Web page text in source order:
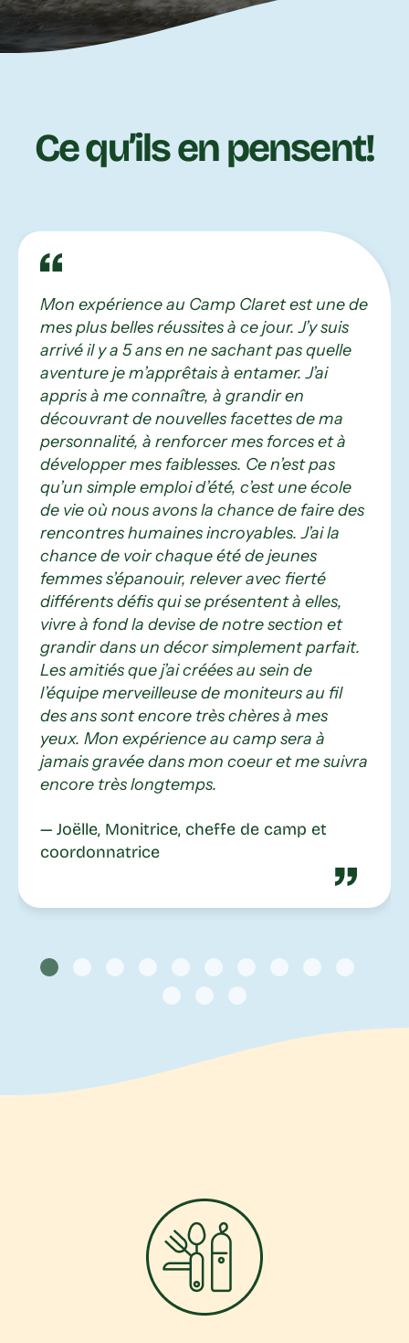
Ce qu’ils en pensent!
Mon expérience au Camp Claret est une de
mes plus belles réussites à ce jour. J’y suis
arrivé il y a 5 ans en ne sachant pas quelle
aventure je m’apprêtais à entamer. J’ai
appris à me connaître, à grandir en
découvrant de nouvelles facettes de ma
personnalité, à renforcer mes forces et à
développer mes faiblesses. Ce n’est pas
qu’un simple emploi d’été, c’est une école
de vie où nous avons la chance de faire des
rencontres humaines incroyables. J’ai la
chance de voir chaque été de jeunes
femmes s’épanouir, relever avec fierté
différents défis qui se présentent à elles,
vivre à fond la devise de notre section et
grandir dans un décor simplement parfait.
Les amitiés que j’ai créées au sein de
l’équipe merveilleuse de moniteurs au fil
des ans sont encore très chères à mes
yeux. Mon expérience au camp sera à
jamais gravée dans mon coeur et me suivra
encore très longtemps.
— Joëlle, Monitrice, cheffe de camp et
coordonnatrice